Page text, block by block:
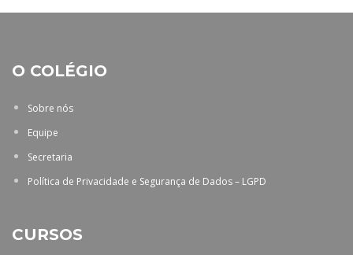
O COLÉGIO
Sobre nós
Equipe
Secretaria
Política de Privacidade e Segurança de Dados – LGPD
CURSOS